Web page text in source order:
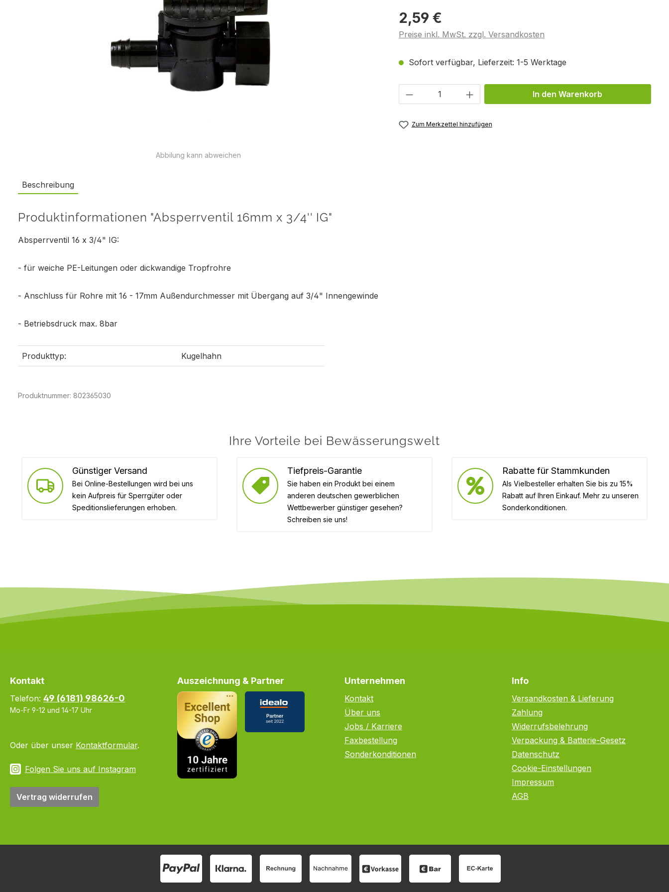
Abbilung kann abweichen
2,59 €
Preise inkl. MwSt. zzgl. Versandkosten
Sofort verfügbar, Lieferzeit: 1-5 Werktage
Produkt Anzahl: Gib den gewünschten Wert
In den Warenkorb
Zum Merkzettel hinzufügen
Beschreibung
Produktinformationen "Absperrventil 16mm x 3/4'' IG"
Absperrventil 16 x 3/4" IG:
- für weiche PE-Leitungen oder dickwandige Tropfrohre
- Anschluss für Rohre mit 16 - 17mm Außendurchmesser mit Übergang auf 3/4" Innengewinde
- Betriebsdruck max. 8bar
Produkttyp: Kugelhahn
Produktnummer: 802365030
Ihre Vorteile bei Bewässerungswelt
Günstiger Versand
Bei Online-Bestellungen wird bei uns
kein Aufpreis für Sperrgüter oder
Speditionslieferungen erhoben.
Tiefpreis-Garantie
Sie haben ein Produkt bei einem
anderen deutschen gewerblichen
Wettbewerber günstiger gesehen?
Schreiben sie uns!
Rabatte für Stammkunden
Als Vielbesteller erhalten Sie bis zu 15%
Rabatt auf Ihren Einkauf. Mehr zu unseren
Sonderkonditionen.
Kontakt
Telefon: 49 (6181) 98626-0
Mo-Fr 9-12 und 14-17 Uhr
Oder über unser Kontaktformular.
Folgen Sie uns auf Instagram
Vertrag widerrufen
Auszeichnung & Partner Unternehmen
Kontakt
Über uns
Jobs / Karriere
Faxbestellung
Sonderkonditionen
Info
Versandkosten & Lieferung
Zahlung
Widerrufsbelehrung
Verpackung & Batterie-Gesetz
Datenschutz
Cookie-Einstellungen
Impressum
AGB